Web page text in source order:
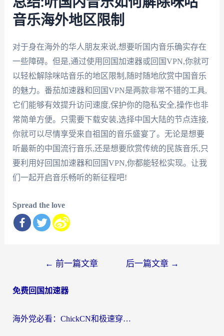
音乐海外地区限制
对于身在海外的华人朋友来说,想要听国内音乐确实存在
一些障碍。但是,通过使用回国加速器或回国VPN,你就可
以轻松解除咪咕音乐的地区限制,随时随地欣赏中国音乐
的魅力。番茄加速器和回国VPN是两款非常不错的工具,
它们能够有效提升访问速度,保护你的隐私安全,操作也非
常简单方便。只需要下载安装,选择中国大陆的节点连接,
你就可以尽情享受来自祖国的音乐盛宴了。无论是想要
听最新的中国流行音乐,还是想要欣赏传统的民族音乐,只
要利用好回国加速器和回国VPN,你都能轻松实现。让我
们一起开启音乐畅听的新征程吧!
Spread the love
导
← 前一篇文章 后一篇文章 →
免费回国加速器
海外党必看：ChickCN和极速穿梭VPN好用吗？3招教你选对回国加速器无缝刷国内资源